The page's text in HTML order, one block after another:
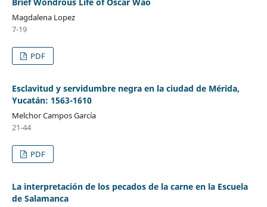
Magdalena Lopez
7-19
PDF
Esclavitud y servidumbre negra en la ciudad de Mérida,
Yucatán: 1563-1610
Melchor Campos García
21-44
PDF
La interpretación de los pecados de la carne en la Escuela
de Salamanca